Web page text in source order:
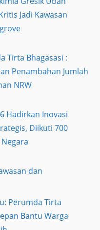
Jadi Kawasan
Tirta Bhagasasi :
Penambahan Jumlah
NRW
Hadirkan Inovasi
Diikuti 700
dan
Perumda Tirta
Bantu Warga